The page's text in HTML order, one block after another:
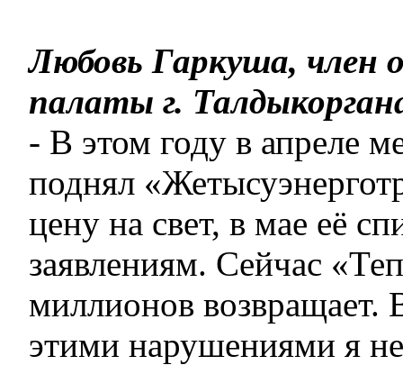
Любовь Гаркуша, член
палаты г.
- В этом году в апреле
поднял
цену на свет, в мае её
заявлениям. Сейчас
миллионов возвращает.
этими нарушениями я